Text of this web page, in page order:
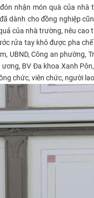
nhận món quà của nhà
dành cho đồng nghiệp
của nhà trường, nêu
rửa tay khô được pha
UBND, Công an phường,
ương, BV Đa khoa Xanh
chức, viên chức, người